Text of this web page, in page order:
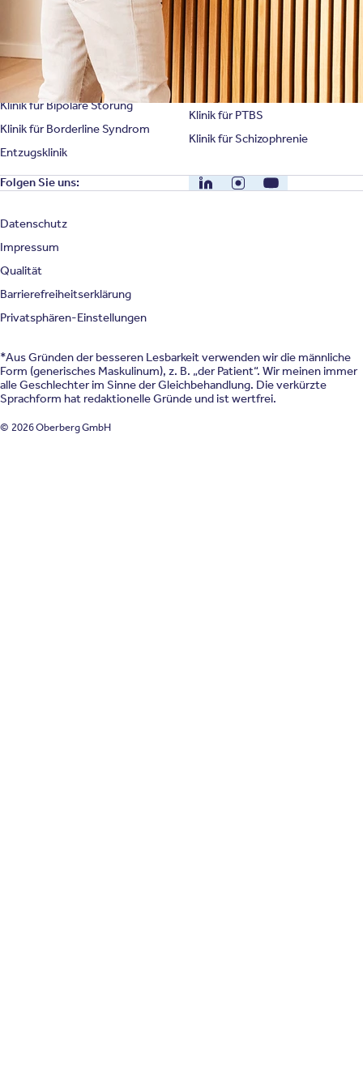
Klinik für Burnout
Klinik für Angststörung
Klinik für Zwangsstörung
Klinik für Persönlichkeitsstörung
Klinik für Bipolare Störung
Klinik für Borderline Syndrom
Entzugsklinik
Klinik für Erschöpfung
Klinik für Essstörung
Klinik für Mediensucht
Klinik für Psychose
Klinik für PTBS
Klinik für Schizophrenie
Folgen Sie uns: LinkedInInstagramYouTube
Datenschutz
Impressum
Qualität
Barrierefreiheitserklärung
Privatsphären-Einstellungen
*Aus Gründen der besseren Lesbarkeit verwenden wir die männliche
Form (generisches Maskulinum), z. B. „der Patient“. Wir meinen immer
alle Geschlechter im Sinne der Gleichbehandlung. Die verkürzte
Sprachform hat redaktionelle Gründe und ist wertfrei.
© 2026 Oberberg GmbH